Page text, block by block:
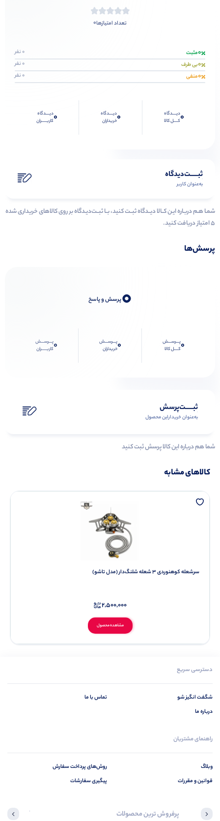
تعداد امتیازها0
0مثبت 0 نفر
0بی طرف 0 نفر
0منفی 0 نفر
0دیــــدگاه
کــــل کالا
0دیــــدگاه
خریداران
0دیــــدگاه
کاربـــــران
ثبـــــت‌دیدگاه
به‌عنوان کاربر
شمـا هـم دربـاره ایـن کــالا دیــدگاه ثبــت کنید، بــا ثبــت‌دیـدگاه بر روی کالاهای خریداری شده
۵ امتیاز دریافت کنید.
پرسش‌ها
0پرسش و پاسخ
0پـــرســـش
کــــل کالا
0پـــرســـش
خریداران
0پـــرســـش
کاربـــــران
ثبـــــت‌پرسش
به‌عنوان ‌خریدار‌این‌ محصول
شما هم درباره این کالا پرسش ثبت کنید
کالاهای مشابه
سرشعله کوهنوردی ۳ شعله شلنگ‌دار (مدل تاشو)
مشاهده محصول
2,500,000
دسترسی سریع
شگفت انگیز شو
درباره ما
تماس با ما
راهنمای مشتریان
وبلاگ
قوانین و مقررات
روش‌های پرداخت سفارش
پیگیری سفارشات
پرفروش ترین محصولات آخرین